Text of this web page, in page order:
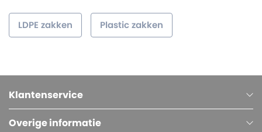
LDPE zakken Plastic zakken
Klantenservice
Overige informatie